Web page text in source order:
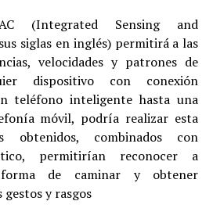
(Integrated Sensing and
siglas en inglés) permitirá a las
velocidades y patrones de
dispositivo con conexión
teléfono inteligente hasta una
móvil, podría realizar esta
obtenidos, combinados con
permitirían reconocer a
de caminar y obtener
y rasgos